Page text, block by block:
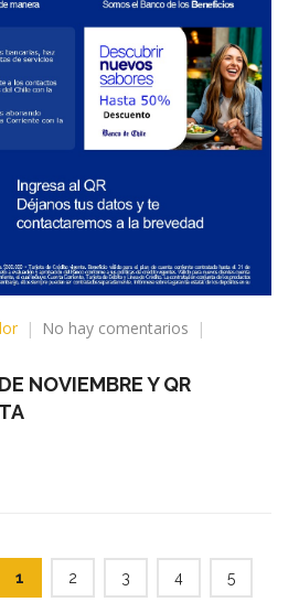
No hay comentarios
en
NOVIEMBRE Y QR
1 2 3 4 5